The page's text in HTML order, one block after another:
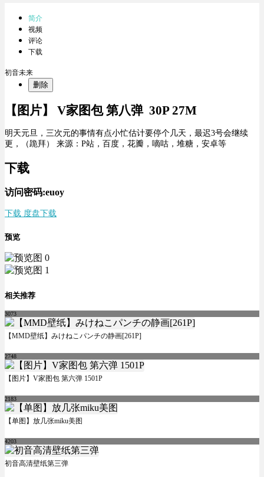
简介
视频
评论
下载
初音未来
删除
【图片】 V家图包 第八弹 30P 27M
明天元旦，三次元的事情有点小忙估计要停个几天，最迟3号会继续
更，（跪拜） 来源：P站，百度，花瓣，嘀咕，堆糖，安卓等
下载
访问密码:euoy
下载 度盘下载
预览
相关推荐
3073
【MMD壁纸】みけねこパンチの静画[261P]
2748
【图片】V家图包 第六弹 1501P
2183
【单图】放几张miku美图
4203
初音高清壁纸第三弹